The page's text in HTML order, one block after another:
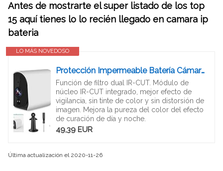
Antes de mostrarte el super listado de los top
15 aquí tienes lo lo recién llegado en camara ip
bateria
LO MÁS NOVEDOSO
Protección Impermeable Batería Cámara IP Sensor de Movimiento Cámara IP WiFi IR-Cut HD 1080P
Función de filtro dual IR-CUT. Módulo de
núcleo IR-CUT integrado, mejor efecto de
vigilancia, sin tinte de color y sin distorsión de
imagen. Mejora la pureza del color del efecto
de curación de día y noche.
49,39 EUR
Última actualización el 2020-11-26